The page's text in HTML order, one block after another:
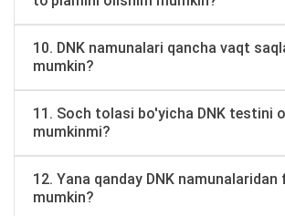
10. DNK namunalari qancha vaqt
mumkin?
11. Soch tolasi bo'yicha DNK testini
mumkinmi?
12. Yana qanday DNK
mumkin?